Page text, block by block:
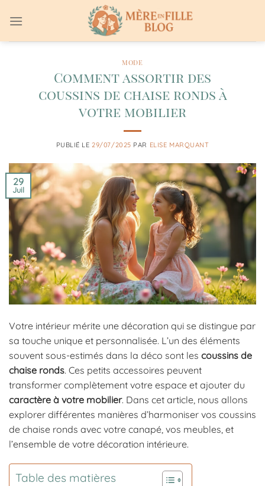
au
MODE
Comment assortir des
coussins de chaise ronds à
votre mobilier
PUBLIÉ LE29/07/2025 PAR ELISE MARQUANT
29
Juil
Votre intérieur mérite une décoration qui se distingue par
sa touche unique et personnalisée. L’un des éléments
souvent sous-estimés dans la déco sont les coussins de
chaise ronds. Ces petits accessoires peuvent
transformer complètement votre espace et ajouter du
caractère à votre mobilier. Dans cet article, nous allons
explorer différentes manières d’harmoniser vos coussins
de chaise ronds avec votre canapé, vos meubles, et
l’ensemble de votre décoration intérieure.
Table des matières